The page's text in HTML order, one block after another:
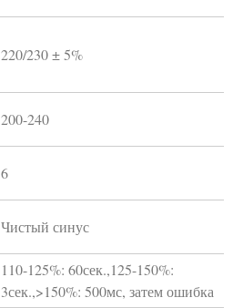
220/230 ± 5%
200-240
6
Чистый синус
110-125%: 60сек.,125-150%:
3сек.,>150%: 500мс, затем ошибка